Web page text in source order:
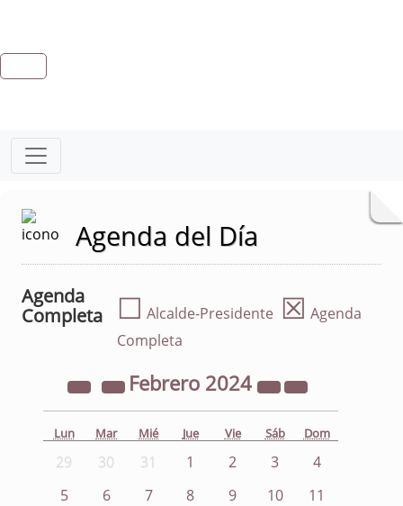
Agenda del Día
Agenda
Completa
☐ Alcalde-Presidente ☒ Agenda
Completa
Febrero 2024
Lun Mar Mié Jue Vie Sáb Dom
29 30 31 1 2 3
4
5
6 7 8 9 10
11